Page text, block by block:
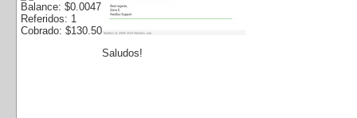
Balance: $0.0047
Referidos: 1
Cobrado: $130.50
Saludos!